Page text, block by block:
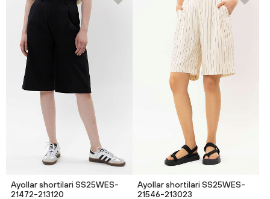
Ayollar shortilari SS25WES-
21472-213120
Ayollar shortilari SS25WES-
21546-213023